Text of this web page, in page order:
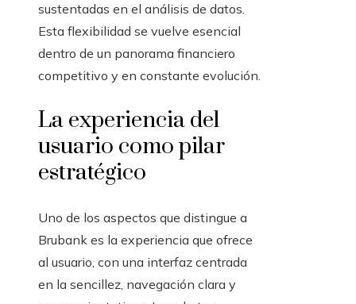
sustentadas en el análisis de datos.
Esta flexibilidad se vuelve esencial
dentro de un panorama financiero
competitivo y en constante evolución.
La experiencia del
usuario como pilar
estratégico
Uno de los aspectos que distingue a
Brubank es la experiencia que ofrece
al usuario, con una interfaz centrada
en la sencillez, navegación clara y